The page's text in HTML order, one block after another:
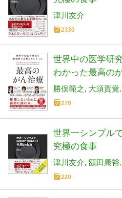
津川友介
2330
世界中の医学研
わかった最高の
勝俣範之 大須賀覚
270
世界一シンプル
究極の食事
津川友介 額田康裕
220